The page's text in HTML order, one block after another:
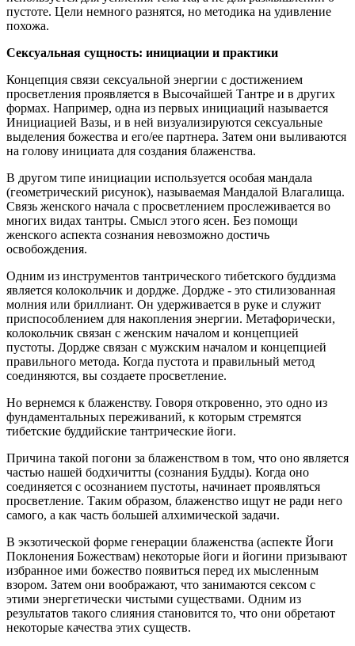
пустоте. Цели немного разнятся, но методика на удивление
похожа.
Сексуальная сущность: инициации и практики
Концепция связи сексуальной энергии с достижением
просветления проявляется в Высочайшей Тантре и в других
формах. Например, одна из первых инициаций называется
Инициацией Вазы, и в ней визуализируются сексуальные
выделения божества и его/ее партнера. Затем они выливаются
на голову инициата для создания блаженства.
В другом типе инициации используется особая мандала
(геометрический рисунок), называемая Мандалой Влагалища.
Связь женского начала с просветлением прослеживается во
многих видах тантры. Смысл этого ясен. Без помощи
женского аспекта сознания невозможно достичь
освобождения.
Одним из инструментов тантрического тибетского буддизма
является колокольчик и дордже. Дордже - это стилизованная
молния или бриллиант. Он удерживается в руке и служит
приспособлением для накопления энергии. Метафорически,
колокольчик связан с женским началом и концепцией
пустоты. Дордже связан с мужским началом и концепцией
правильного метода. Когда пустота и правильный метод
соединяются, вы создаете просветление.
Но вернемся к блаженству. Говоря откровенно, это одно из
фундаментальных переживаний, к которым стремятся
тибетские буддийские тантрические йоги.
Причина такой погони за блаженством в том, что оно является
частью нашей бодхичитты (сознания Будды). Когда оно
соединяется с осознанием пустоты, начинает проявляться
просветление. Таким образом, блаженство ищут не ради него
самого, а как часть большей алхимической задачи.
В экзотической форме генерации блаженства (аспекте Йоги
Поклонения Божествам) некоторые йоги и йогини призывают
избранное ими божество появиться перед их мысленным
взором. Затем они воображают, что занимаются сексом с
этими энергетически чистыми существами. Одним из
результатов такого слияния становится то, что они обретают
некоторые качества этих существ.